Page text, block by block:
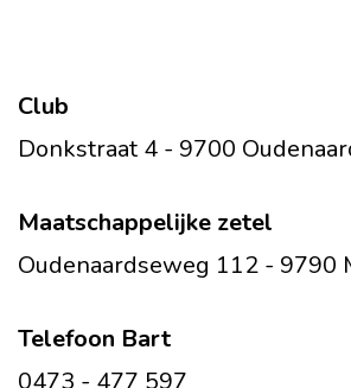
Club
Donkstraat 4 - 9700
Maatschappelijke zetel
Oudenaardseweg 112 - 9790
Telefoon Bart
0473 - 477 597